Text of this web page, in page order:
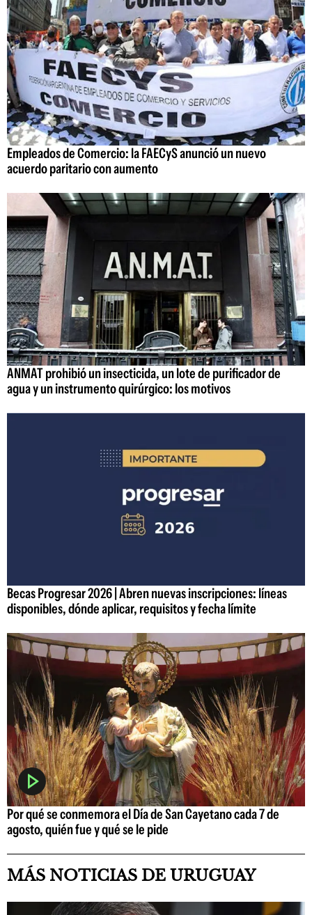
Empleados de Comercio: la FAECyS anunció un nuevo
acuerdo paritario con aumento
ANMAT prohibió un insecticida, un lote de purificador de
agua y un instrumento quirúrgico: los motivos
Becas Progresar 2026 | Abren nuevas inscripciones: líneas
disponibles, dónde aplicar, requisitos y fecha límite
Por qué se conmemora el Día de San Cayetano cada 7 de
agosto, quién fue y qué se le pide
MÁS NOTICIAS DE URUGUAY